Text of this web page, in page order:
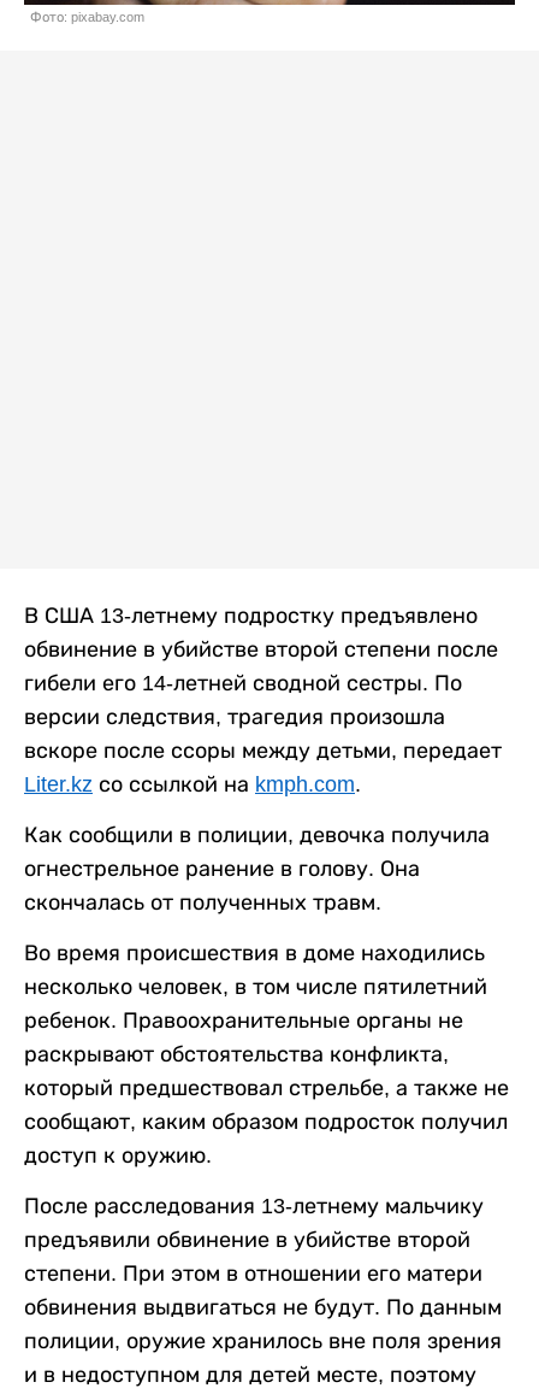
Фото: pixabay.com
В США 13-летнему подростку предъявлено
обвинение в убийстве второй степени после
гибели его 14-летней сводной сестры. По
версии следствия, трагедия произошла
вскоре после ссоры между детьми, передает
Liter.kz со ссылкой на kmph.com.
Как сообщили в полиции, девочка получила
огнестрельное ранение в голову. Она
скончалась от полученных травм.
Во время происшествия в доме находились
несколько человек, в том числе пятилетний
ребенок. Правоохранительные органы не
раскрывают обстоятельства конфликта,
который предшествовал стрельбе, а также не
сообщают, каким образом подросток получил
доступ к оружию.
После расследования 13-летнему мальчику
предъявили обвинение в убийстве второй
степени. При этом в отношении его матери
обвинения выдвигаться не будут. По данным
полиции, оружие хранилось вне поля зрения
и в недоступном для детей месте, поэтому